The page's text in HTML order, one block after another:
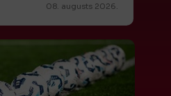
08. augusts 2026.